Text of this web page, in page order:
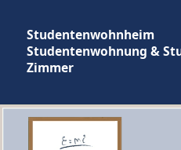
Studentenwohnheim
Studentenwohnung &
Zimmer